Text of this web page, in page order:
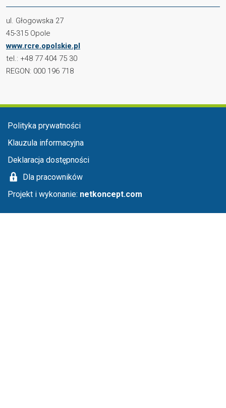
ul. Głogowska 27
45-315 Opole
www.rcre.opolskie.pl
tel.: +48 77 404 75 30
REGON: 000 196 718
Menu stopka
Polityka prywatności
Klauzula informacyjna
Deklaracja dostępności
Dla pracowników
Projekt i wykonanie: netkoncept.com